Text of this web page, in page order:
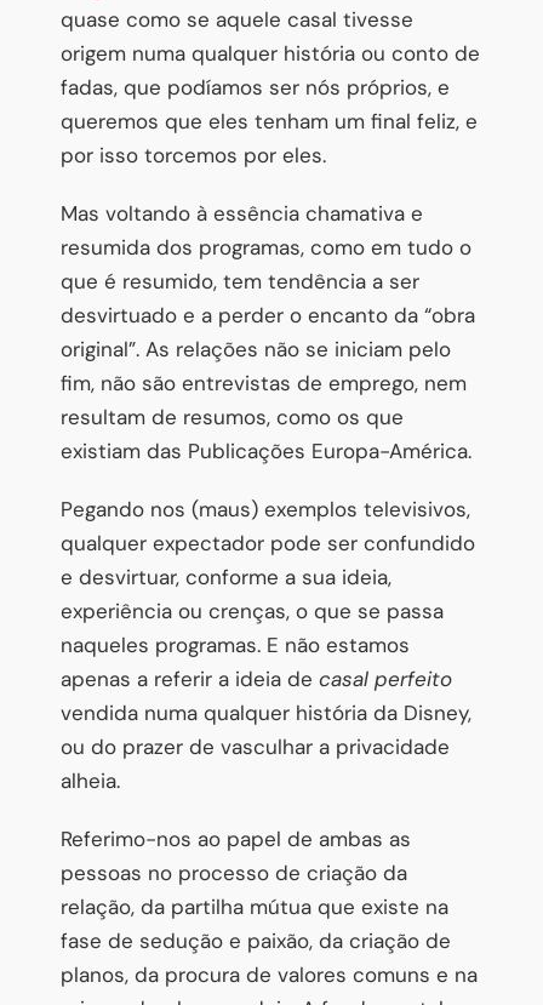
quase como se aquele casal tivesse
origem numa qualquer história ou conto de
fadas, que podíamos ser nós próprios, e
queremos que eles tenham um final feliz, e
por isso torcemos por eles.
Mas voltando à essência chamativa e
resumida dos programas, como em tudo o
que é resumido, tem tendência a ser
desvirtuado e a perder o encanto da “obra
original”. As relações não se iniciam pelo
fim, não são entrevistas de emprego, nem
resultam de resumos, como os que
existiam das Publicações Europa-América.
Pegando nos (maus) exemplos televisivos,
qualquer expectador pode ser confundido
e desvirtuar, conforme a sua ideia,
experiência ou crenças, o que se passa
naqueles programas. E não estamos
apenas a referir a ideia de casal perfeito
vendida numa qualquer história da Disney,
ou do prazer de vasculhar a privacidade
alheia.
Referimo-nos ao papel de ambas as
pessoas no processo de criação da
relação, da partilha mútua que existe na
fase de sedução e paixão, da criação de
planos, da procura de valores comuns e na